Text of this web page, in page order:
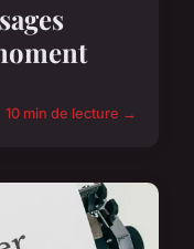
10 min de lecture →